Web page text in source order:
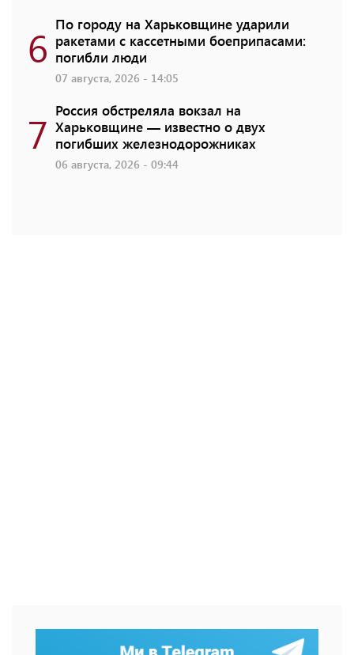
6 По городу на Харьковщине ударили
ракетами с кассетными боеприпасами:
погибли люди
07 августа, 2026 - 14:05
7 Россия обстреляла вокзал на
Харьковщине — известно о двух
погибших железнодорожниках
06 августа, 2026 - 09:44